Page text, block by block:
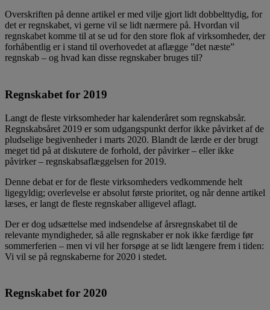
Overskriften på denne artikel er med vilje gjort lidt dobbelttydig, for
det er regnskabet, vi gerne vil se lidt nærmere på. Hvordan vil
regnskabet komme til at se ud for den store flok af virksomheder, der
forhåbentlig er i stand til overhovedet at aflægge ”det næste”
regnskab – og hvad kan disse regnskaber bruges til?
Regnskabet for 2019
Langt de fleste virksomheder har kalenderåret som regnskabsår.
Regnskabsåret 2019 er som udgangspunkt derfor ikke påvirket af de
pludselige begivenheder i marts 2020. Blandt de lærde er der brugt
meget tid på at diskutere de forhold, der påvirker – eller ikke
påvirker – regnskabsaflæggelsen for 2019.
Denne debat er for de fleste virksomheders vedkommende helt
ligegyldig; overlevelse er absolut første prioritet, og når denne artikel
læses, er langt de fleste regnskaber alligevel aflagt.
Der er dog udsættelse med indsendelse af årsregnskabet til de
relevante myndigheder, så alle regnskaber er nok ikke færdige før
sommerferien – men vi vil her forsøge at se lidt længere frem i tiden:
Vi vil se på regnskaberne for 2020 i stedet.
Regnskabet for 2020